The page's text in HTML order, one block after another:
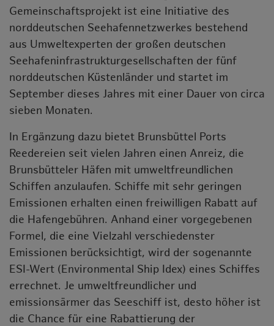
Gemeinschaftsprojekt ist eine Initiative des
norddeutschen Seehafennetzwerkes bestehend
aus Umweltexperten der großen deutschen
Seehafeninfrastrukturgesellschaften der fünf
norddeutschen Küstenländer und startet im
September dieses Jahres mit einer Dauer von circa
sieben Monaten.
In Ergänzung dazu bietet Brunsbüttel Ports
Reedereien seit vielen Jahren einen Anreiz, die
Brunsbütteler Häfen mit umweltfreundlichen
Schiffen anzulaufen. Schiffe mit sehr geringen
Emissionen erhalten einen freiwilligen Rabatt auf
die Hafengebühren. Anhand einer vorgegebenen
Formel, die eine Vielzahl verschiedenster
Emissionen berücksichtigt, wird der sogenannte
ESI-Wert (Environmental Ship Idex) eines Schiffes
errechnet. Je umweltfreundlicher und
emissionsärmer das Seeschiff ist, desto höher ist
die Chance für eine Rabattierung der